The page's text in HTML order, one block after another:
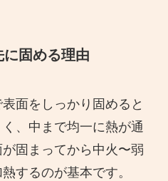
固める理由
面をしっかり固めると
、中まで均一に熱が通
固まってから中火〜弱
するのが基本です。